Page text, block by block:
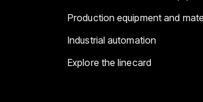
Production equipment and
Industrial automation
Explore the linecard